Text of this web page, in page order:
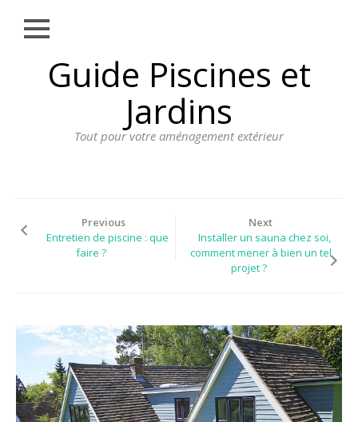
Guide Piscines et
Jardins
Tout pour votre aménagement extérieur
Close
AMÉNAGEMENT
EXTÉRIEUR
PLANTATIONS
REVÊTEMENT
DOSSIER
CONSEILS ET
ASTUCES
Previous
Entretien de piscine : que
faire ?
Next
Installer un sauna chez soi,
comment mener à bien un tel
projet ?